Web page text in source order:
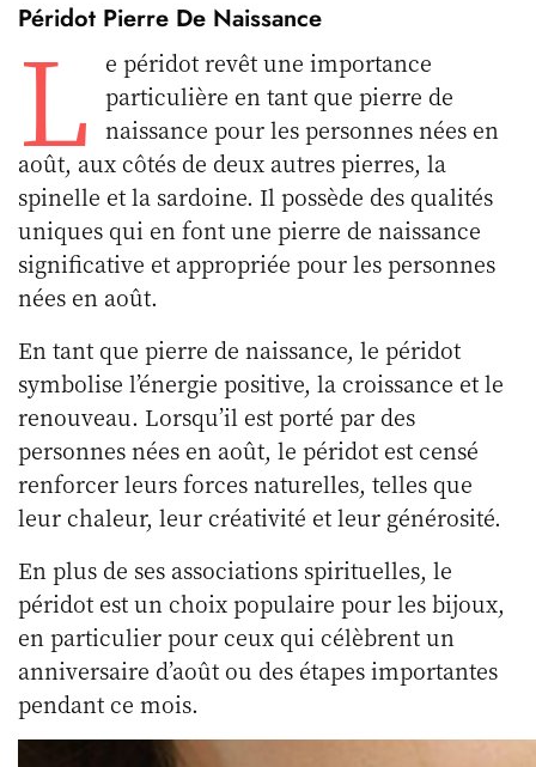
Péridot Pierre De Naissance
L
e péridot revêt une importance
particulière en tant que pierre de
naissance pour les personnes nées en
août, aux côtés de deux autres pierres, la
spinelle et la sardoine. Il possède des qualités
uniques qui en font une pierre de naissance
significative et appropriée pour les personnes
nées en août.
En tant que pierre de naissance, le péridot
symbolise l’énergie positive, la croissance et le
renouveau. Lorsqu’il est porté par des
personnes nées en août, le péridot est censé
renforcer leurs forces naturelles, telles que
leur chaleur, leur créativité et leur générosité.
En plus de ses associations spirituelles, le
péridot est un choix populaire pour les bijoux,
en particulier pour ceux qui célèbrent un
anniversaire d’août ou des étapes importantes
pendant ce mois.